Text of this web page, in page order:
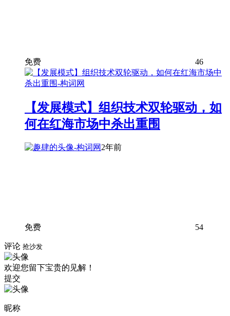
免费 46
【发展模式】组织技术双轮驱动，如
何在红海市场中杀出重围
2年前
免费 54
评论 抢沙发
欢迎您留下宝贵的见解！
提交
昵称